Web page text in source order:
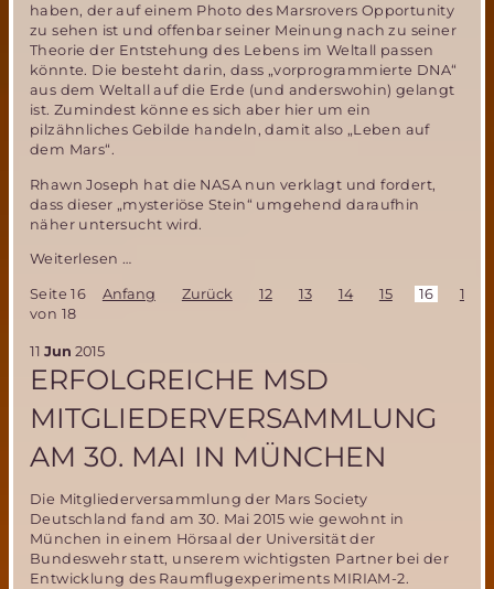
haben, der auf einem Photo des Marsrovers Opportunity
zu sehen ist und offenbar seiner Meinung nach zu seiner
Theorie der Entstehung des Lebens im Weltall passen
könnte. Die besteht darin, dass „vorprogrammierte DNA“
aus dem Weltall auf die Erde (und anderswohin) gelangt
ist. Zumindest könne es sich aber hier um ein
pilzähnliches Gebilde handeln, damit also „Leben auf
dem Mars“.
Rhawn Joseph hat die NASA nun verklagt und fordert,
dass dieser „mysteriöse Stein“ umgehend daraufhin
näher untersucht wird.
Weiterlesen …
Übersieht
für
auf
Mars?
Seite 16
von 18
Anfang Zurück 12 13 14 15 16 17
11 Jun 2015
ERFOLGREICHE MSD
MITGLIEDERVERSAMMLUNG
AM 30. MAI IN MÜNCHEN
Die Mitgliederversammlung der Mars Society
Deutschland fand am 30. Mai 2015 wie gewohnt in
München in einem Hörsaal der Universität der
Bundeswehr statt, unserem wichtigsten Partner bei der
Entwicklung des Raumflugexperiments MIRIAM-2.